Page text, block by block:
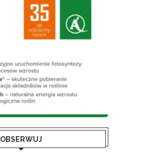
OBSERWUJ